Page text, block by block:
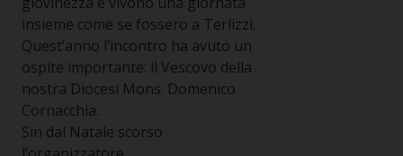
insieme come se fossero a Terlizzi.
Quest’anno l’incontro ha avuto un
ospite importante: il Vescovo della
nostra Diocesi Mons. Domenico
Cornacchia.
Sin dal Natale scorso